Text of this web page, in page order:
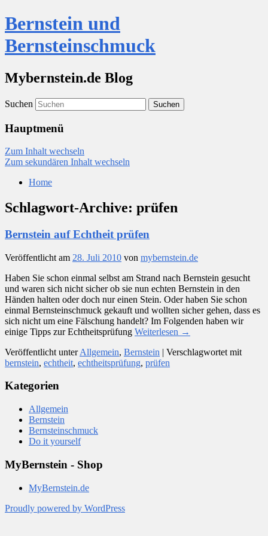
Bernstein und
Bernsteinschmuck
Mybernstein.de Blog
Suchen
Hauptmenü
Zum Inhalt wechseln
Zum sekundären Inhalt wechseln
Home
Schlagwort-Archive: prüfen
Bernstein auf Echtheit prüfen
Veröffentlicht am 28. Juli 2010 von mybernstein.de
Haben Sie schon einmal selbst am Strand nach Bernstein gesucht
und waren sich nicht sicher ob sie nun echten Bernstein in den
Händen halten oder doch nur einen Stein. Oder haben Sie schon
einmal Bernsteinschmuck gekauft und wollten sicher gehen, dass es
sich nicht um eine Fälschung handelt? Im Folgenden haben wir
einige Tipps zur Echtheitsprüfung Weiterlesen →
Veröffentlicht unter Allgemein, Bernstein | Verschlagwortet mit
bernstein, echtheit, echtheitsprüfung, prüfen
Kategorien
Allgemein
Bernstein
Bernsteinschmuck
Do it yourself
MyBernstein - Shop
MyBernstein.de
Proudly powered by WordPress